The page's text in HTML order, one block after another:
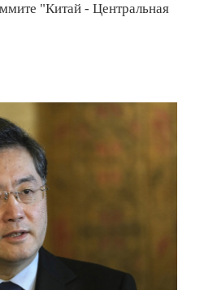
"Китай - Центральная